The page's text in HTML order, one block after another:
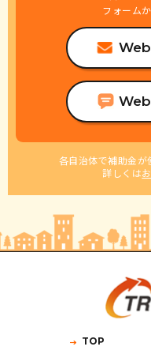
フォーム
Web
Web
各自治体で補助金が
詳しくは
TOP